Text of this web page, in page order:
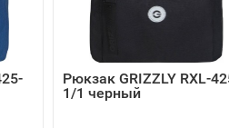
Рюкзак GRIZZLY RXL-
1/1 черный